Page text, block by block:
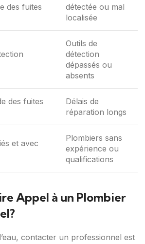
des fuites
détectée ou mal
localisée
Outils de
détection
dépassés ou
absents
des fuites
Délais de
réparation longs
et avec
Plombiers sans
expérience ou
qualifications
Appel à un Plombier
contacter un professionnel est